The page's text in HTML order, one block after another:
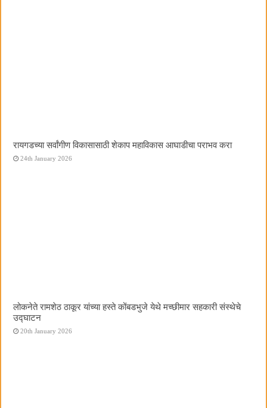
रायगडच्या सर्वांगीण विकासासाठी शेकाप महाविकास आघाडीचा पराभव करा
24th January 2026
लोकनेते रामशेठ ठाकूर यांच्या हस्ते कोंबडभुजे येथे मच्छीमार सहकारी संस्थेचे
उद्घाटन
20th January 2026